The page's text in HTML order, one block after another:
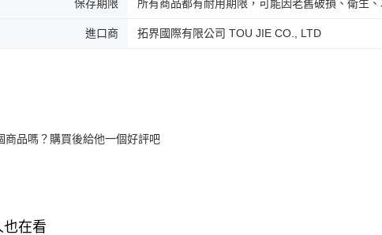
保存期限 所有商品都有耐用期限，可能因老舊破損、衛生
進口商 拓界國際有限公司 TOU JIE CO., LTD
商品嗎？購買後給他一個好評吧
也在看